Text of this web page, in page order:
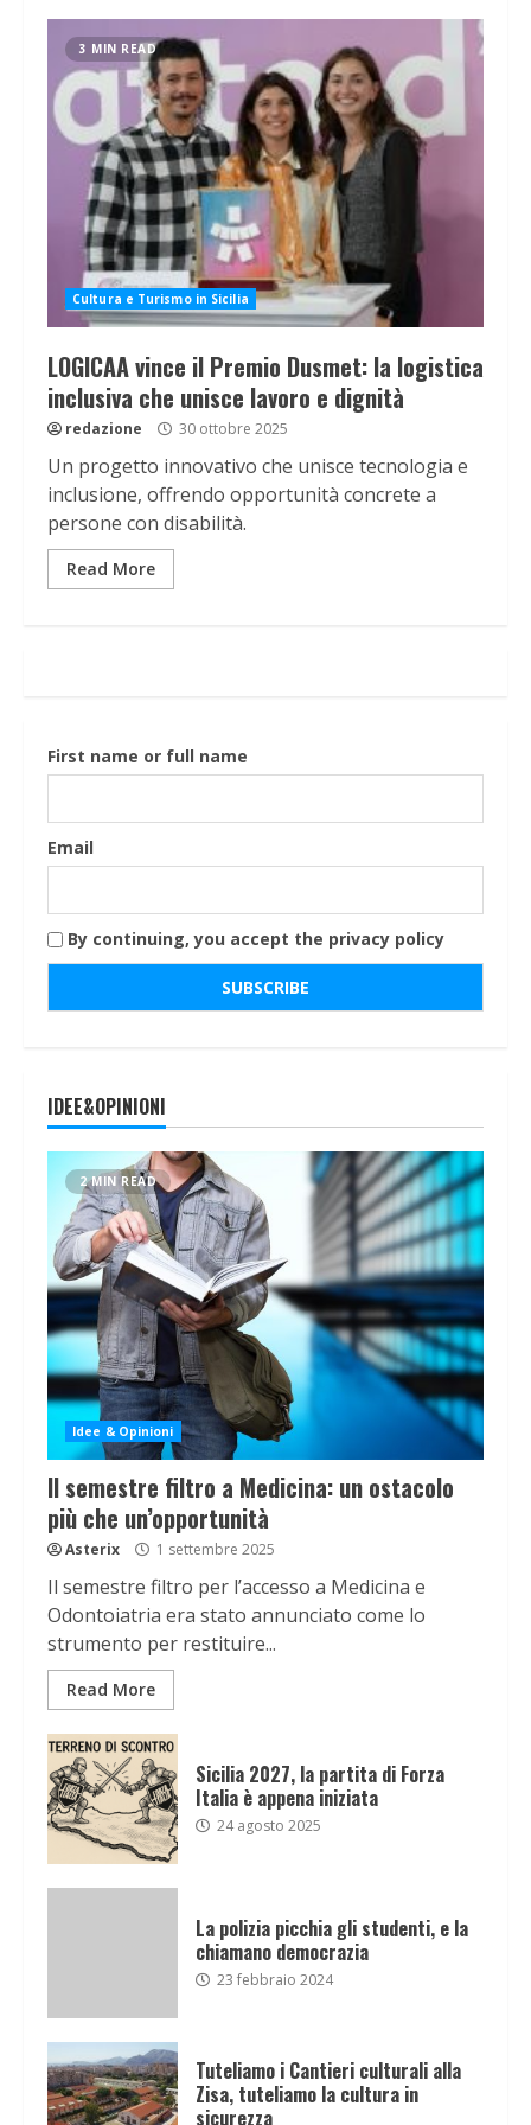
3 MIN READ
Cultura e Turismo in Sicilia
LOGICAA vince il Premio Dusmet: la logistica
inclusiva che unisce lavoro e dignità
redazione 30 ottobre 2025
Un progetto innovativo che unisce tecnologia e
inclusione, offrendo opportunità concrete a
persone con disabilità.
Read More
First name or full name
Email
By continuing, you accept the privacy policy
IDEE&OPINIONI
2 MIN READ
Idee & Opinioni
Il semestre filtro a Medicina: un ostacolo
più che un’opportunità
Asterix 1 settembre 2025
Il semestre filtro per l’accesso a Medicina e
Odontoiatria era stato annunciato come lo
strumento per restituire...
Read More
Sicilia 2027, la partita di Forza
Italia è appena iniziata
24 agosto 2025
La polizia picchia gli studenti, e la
chiamano democrazia
23 febbraio 2024
Tuteliamo i Cantieri culturali alla
Zisa, tuteliamo la cultura in
sicurezza